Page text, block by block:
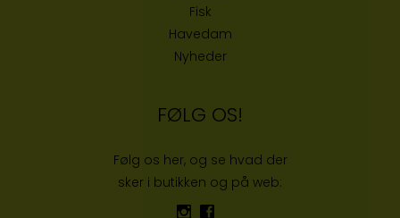
Fisk
Havedam
Nyheder
FØLG OS!
Følg os her, og se hvad der
sker i butikken og på web: